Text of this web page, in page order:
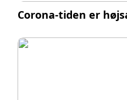
Corona-tiden er